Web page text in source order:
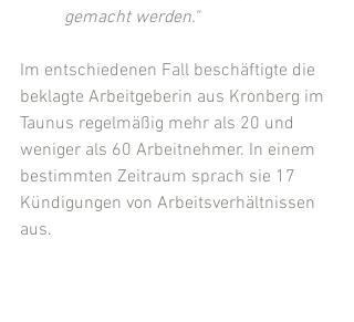
gemacht werden."
Im entschiedenen Fall beschäftigte die
beklagte Arbeitgeberin aus Kronberg im
Taunus regelmäßig mehr als 20 und
weniger als 60 Arbeitnehmer. In einem
bestimmten Zeitraum sprach sie 17
Kündigungen von Arbeitsverhältnissen
aus.